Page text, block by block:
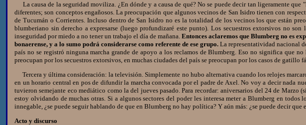
La causa de la seguridad moviliza. ¿En dónde y a causa de qué? No se puede decir tan ligeramente
diferentes; son conceptos engañosos. La preocupación que algunos vecinos de San Isidro tienen con
de Tucumán o Corrientes. Incluso dentro de San Isidro no es la totalidad de los vecinos los que están
blumberiano sin derecho a expresarse (luego profundizaré este punto). Los secuestros extorsivos no
inseguridad por miedo a no tener un trabajo el día de mañana.Entonces aclaremos que Blumberg no es
bonaerense, y a lo sumo podrá considerarse como referente de ese grupo. La representatividad nacional
país no se registró ninguna marcha grande de apoyo a los reclamos de Blumberg. Eso no significa que
preocupan por los secuestros extorsivos, en muchas ciudades del país se preocupan por los casos de
Tercera y última consideración: la televisión. Simplemente no hubo alternativa cuando los relojes
en un horario central en pos de difundir la marcha convocada por el padre de Axel. No voy a decir nada
tuvieron semejante eco mediático como la del jueves pasado. Para recordar: aniversarios del 24 de
estoy olvidando de muchas otras. Si a algunos sectores del poder les interesa meter a Blumberg en todos
innegable, ¿se puede seguir hablando de que en Blumberg no hay política? Y aún más: ¿se puede decir que
Acto y discurso